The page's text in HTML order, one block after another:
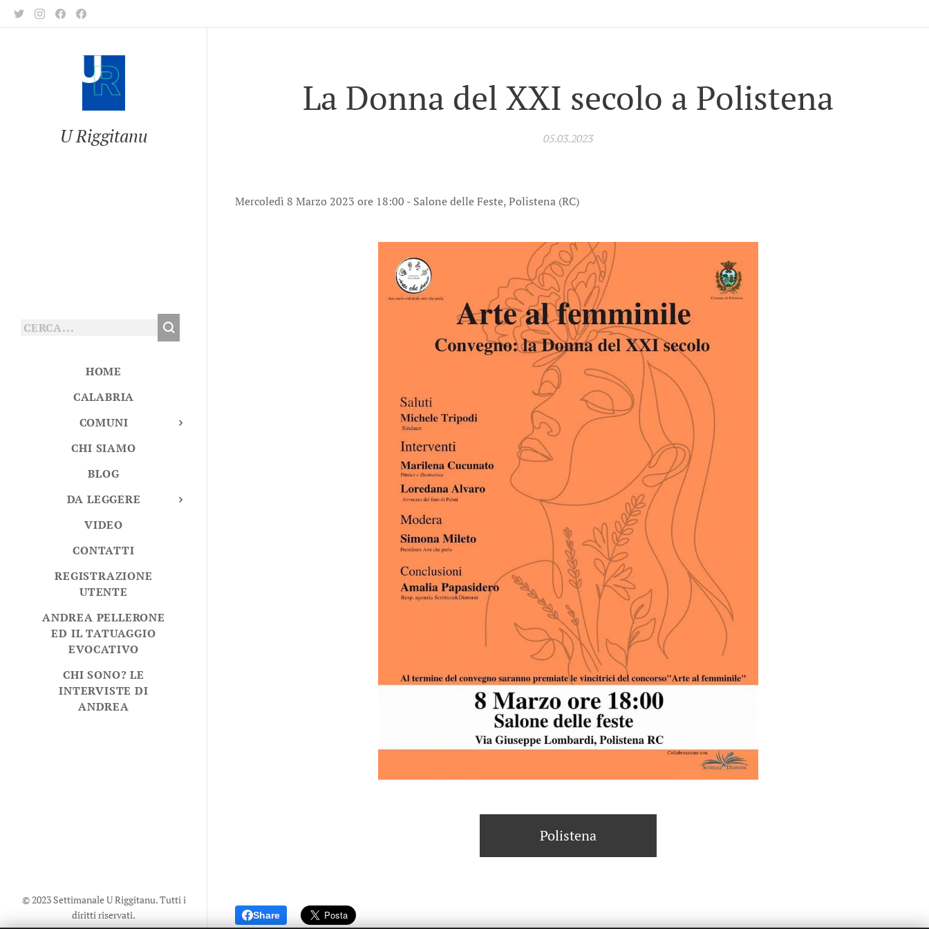
U Riggitanu
HOME
CALABRIA
COMUNI
CHI SIAMO
BLOG
DA LEGGERE
VIDEO
CONTATTI
REGISTRAZIONE
UTENTE
ANDREA PELLERONE
ED IL TATUAGGIO
EVOCATIVO
CHI SONO? LE
INTERVISTE DI
ANDREA
La Donna del XXI secolo a Polistena
05.03.2023
Mercoledì 8 Marzo 2023 ore 18:00 - Salone delle Feste, Polistena (RC)
Polistena
Share
© 2023 Settimanale U Riggitanu. Tutti i
diritti riservati.